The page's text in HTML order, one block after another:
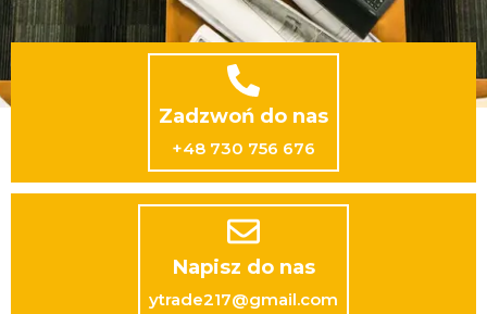
Zadzwoń do nas
+48 730 756 676
Napisz do nas
ytrade217@gmail.com